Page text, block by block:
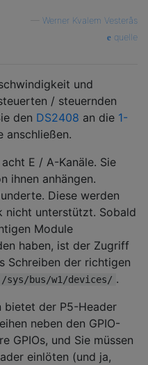
Werner Kvalem Vesterås
quelle
und
/ steuernden
den DS2408 an die 1-
anschließen.
E / A-Kanäle. Sie
ihnen anhängen.
Diese werden
nicht unterstützt. Sobald
Module
haben, ist der Zugriff
Schreiben der richtigen
/sys/bus/w1/devices/ .
bietet der P5-Header
neben den GPIO-
GPIOs, und Sie müssen
einlöten (und ja,